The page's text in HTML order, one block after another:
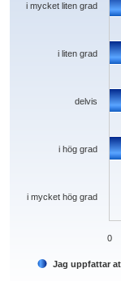
Jag uppfattar
i mycket hög grad
i hög grad
delvis
i liten grad
i mycket liten grad
0